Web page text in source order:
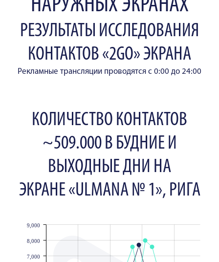
НАРУЖНЫХ ЭКРАНАХ
РЕЗУЛЬТАТЫ ИССЛЕДОВАНИЯ
КОНТАКТОВ «2GO» ЭКРАНА
Рекламные трансляции проводятся с 0:00 до 24:00
КОЛИЧЕСТВО КОНТАКТОВ
~509.000 В БУДНИЕ И
ВЫХОДНЫЕ ДНИ НА
ЭКРАНЕ «ULMANA № 1», РИГА
7,000
8,000
9,000